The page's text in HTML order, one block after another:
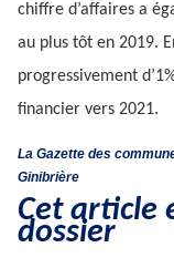
chiffre d’affaires a
au plus tôt en 2019.
progressivement
financier vers 2021.
La Gazette des
Ginibrière
Cet article
dossier